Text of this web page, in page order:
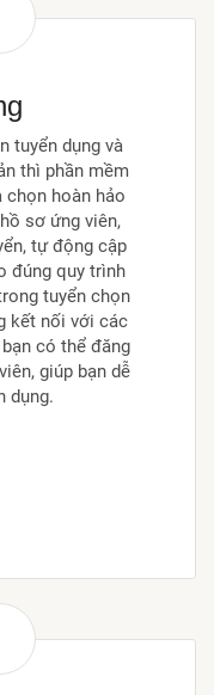
tuyển dụng và
thì phần mềm
hoàn hảo
sơ ứng viên,
tự động cập
đúng quy trình
tuyển chọn
kết nối với các
có thể đăng
giúp bạn dễ
dụng.